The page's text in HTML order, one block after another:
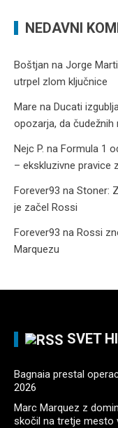
NEDAVNI
Boštjan na Jorge
utrpel zlom ključnice
Mare na Ducati
opozarja, da čudežnih
Nejc P. na Formula 1
– ekskluzivne pravice
Forever93 na Stoner:
je začel Rossi
Forever93 na Rossi
Marquezu
SVET
Bagnaia prestal
2026
Marc Marquez z
skočil na tretje mesto